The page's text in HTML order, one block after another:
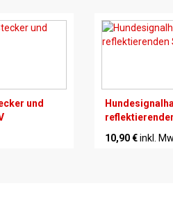
und
10,90 € inkl.